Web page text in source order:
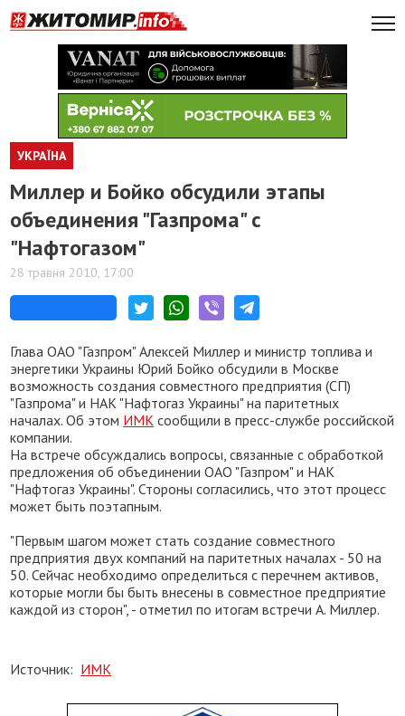
УКРАЇНА
Миллер и Бойко обсудили этапы
объединения "Газпрома" с
"Нафтогазом"
28 травня 2010, 17:00
Глава ОАО "Газпром" Алексей Миллер и министр топлива и
энергетики Украины Юрий Бойко обсудили в Москве
возможность создания совместного предприятия (СП)
"Газпрома" и НАК "Нафтогаз Украины" на паритетных
началах. Об этом ИМК сообщили в пресс-службе российской
компании.
На встрече обсуждались вопросы, связанные с обработкой
предложения об объединении ОАО "Газпром" и НАК
"Нафтогаз Украины". Стороны согласились, что этот процесс
может быть поэтапным.
"Первым шагом может стать создание совместного
предприятия двух компаний на паритетных началах - 50 на
50. Сейчас необходимо определиться с перечнем активов,
которые могли бы быть внесены в совместное предприятие
каждой из сторон", - отметил по итогам встречи А. Миллер.
Источник: ИМК